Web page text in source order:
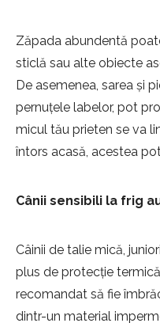
Zăpada abundentă
sticlă sau alte obiecte
De asemenea, sarea și
pernuțele labelor, pot
micul tău prieten se va
întors acasă, acestea
Cânii sensibili la frig
Câinii de talie mică,
plus de protecție
recomandat să fie
dintr-un material